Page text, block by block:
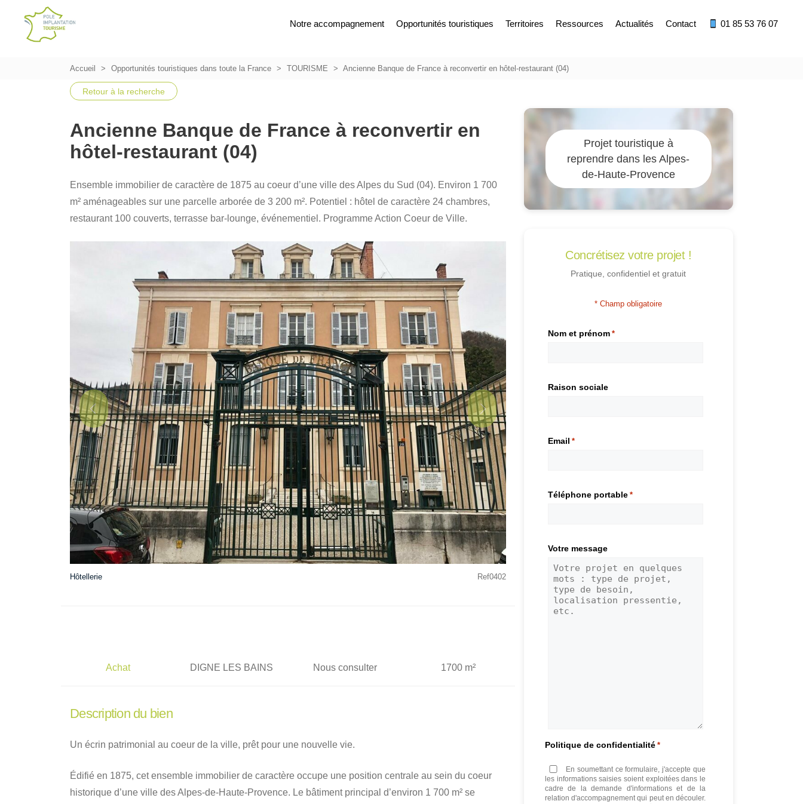
Notre accompagnement Opportunités touristiques Territoires Ressources Actualités Contact 01 85 53 76 07
Accueil Opportunités touristiques dans toute la France TOURISME Ancienne Banque de France à reconvertir en hôtel-restaurant (04)
Retour à la recherche
Ancienne Banque de France à reconvertir en
hôtel-restaurant (04)
Ensemble immobilier de caractère de 1875 au coeur d’une ville des Alpes du Sud (04). Environ 1 700
m² aménageables sur une parcelle arborée de 3 200 m². Potentiel : hôtel de caractère 24 chambres,
restaurant 100 couverts, terrasse bar-lounge, événementiel. Programme Action Coeur de Ville.
Hôtellerie Ref0402
Achat DIGNE LES BAINS Nous consulter 1700 m²
Description du bien
Un écrin patrimonial au coeur de la ville, prêt pour une nouvelle vie.
Édifié en 1875, cet ensemble immobilier de caractère occupe une position centrale au sein du coeur
historique d’une ville des Alpes-de-Haute-Provence. Le bâtiment principal d’environ 1 700 m² se
Projet touristique à
reprendre dans les Alpes-
de-Haute-Provence
Concrétisez votre projet !
Pratique, confidentiel et gratuit
* Champ obligatoire
Nom et prénom *
Raison sociale
Email *
Téléphone portable *
Votre message
Politique de confidentialité *
En soumettant ce formulaire, j'accepte que
les informations saisies soient exploitées dans le
cadre de la demande d'informations et de la
relation d'accompagnement qui peut en découler.